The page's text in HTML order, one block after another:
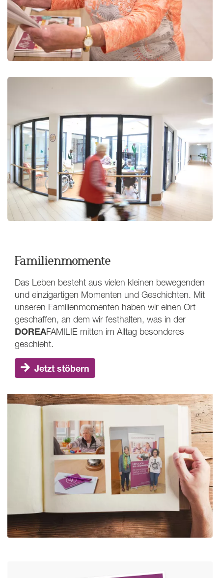
Familienmomente
Das Leben besteht aus vielen kleinen bewegenden
und einzigartigen Momenten und Geschichten. Mit
unseren Familienmomenten haben wir einen Ort
geschaffen, an dem wir festhalten, was in der
DOREAFAMILIE mitten im Alltag besonderes
geschieht.
Jetzt stöbern